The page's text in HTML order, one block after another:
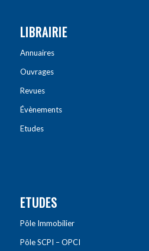
LIBRAIRIE
Annuaires
Ouvrages
Revues
Évènements
Etudes
ETUDES
Pôle Immobilier
Pôle SCPI – OPCI